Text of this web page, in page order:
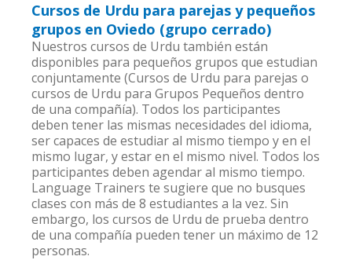
Cursos de Urdu para parejas y pequeños
grupos en Oviedo (grupo cerrado)
Nuestros cursos de Urdu también están
disponibles para pequeños grupos que estudian
conjuntamente (Cursos de Urdu para parejas o
cursos de Urdu para Grupos Pequeños dentro
de una compañía). Todos los participantes
deben tener las mismas necesidades del idioma,
ser capaces de estudiar al mismo tiempo y en el
mismo lugar, y estar en el mismo nivel. Todos los
participantes deben agendar al mismo tiempo.
Language Trainers te sugiere que no busques
clases con más de 8 estudiantes a la vez. Sin
embargo, los cursos de Urdu de prueba dentro
de una compañía pueden tener un máximo de 12
personas.